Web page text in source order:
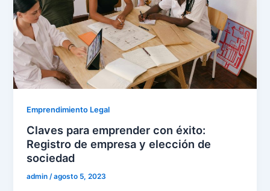
Emprendimiento Legal
Claves para emprender con éxito:
Registro de empresa y elección de
sociedad
admin/agosto 5, 2023